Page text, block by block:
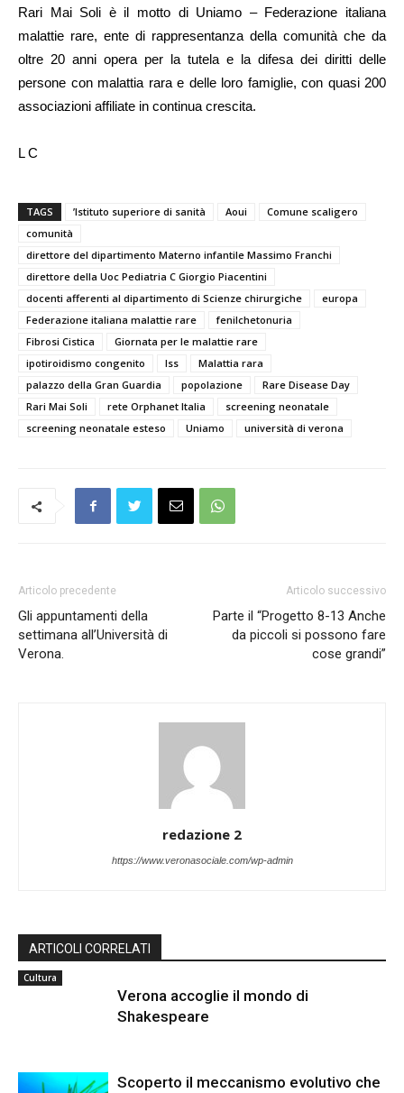
Rari Mai Soli è il motto di Uniamo – Federazione italiana
malattie rare, ente di rappresentanza della comunità che da
oltre 20 anni opera per la tutela e la difesa dei diritti delle
persone con malattia rara e delle loro famiglie, con quasi 200
associazioni affiliate in continua crescita.
L C
TAGS ’Istituto superiore di sanità Aoui
Comune scaligero
comunità
direttore del dipartimento Materno infantile Massimo Franchi
direttore della Uoc Pediatria C Giorgio Piacentini
docenti afferenti al dipartimento di Scienze chirurgiche
europa
Federazione italiana malattie rare
fenilchetonuria
Fibrosi Cistica
Giornata per le malattie rare
ipotiroidismo congenito
Iss
Malattia rara
palazzo della Gran Guardia
popolazione
Rare Disease Day
Rari Mai Soli
rete Orphanet Italia
screening neonatale
screening neonatale esteso
Uniamo università di verona
Articolo precedente
Gli appuntamenti della
settimana all’Università di
Verona.
Articolo successivo
Parte il “Progetto 8-13 Anche
da piccoli si possono fare
cose grandi”
redazione 2
https://www.veronasociale.com/wp-admin
ARTICOLI CORRELATI
Cultura
Verona accoglie il mondo di
Shakespeare
Scoperto il meccanismo evolutivo che